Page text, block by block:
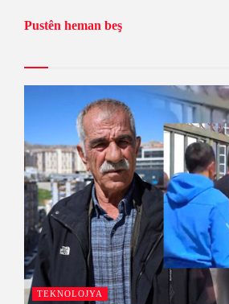
Pustên heman beş
TEKNOLOJYA